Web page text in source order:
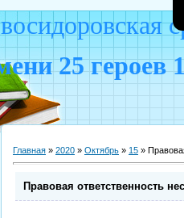
25 героев
Главная » 2020 » Октябрь » 15 »
Правовая ответственность